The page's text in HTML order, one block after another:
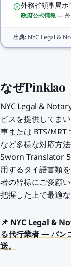
外務省領事局
政府公式情報—
出典: NYC Legal &
なぜPinklao
NYC Legal &
ビスを提供してま
車または BTS/MRT
など多様な対応方
Sworn Translator 5
用するタイ語書類
者の皆様にご愛顧
把握した上で最適
📌 NYC Legal &
る代行業者 — バン
送。